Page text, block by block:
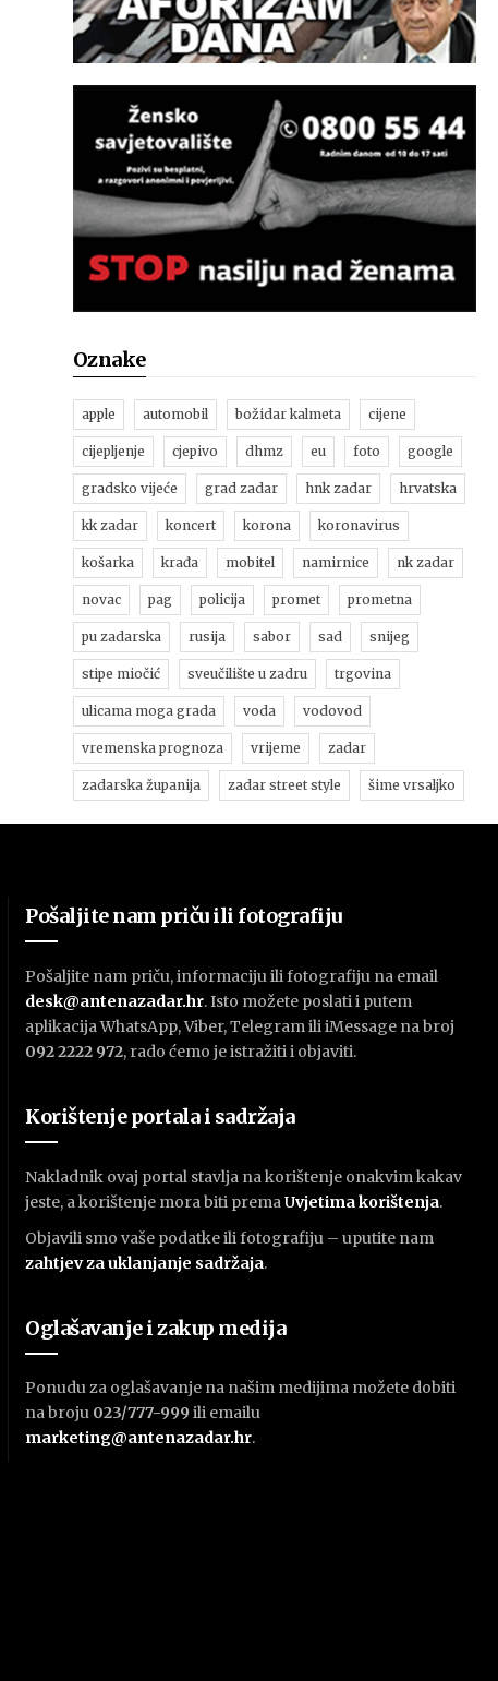
Oznake
apple automobil božidar kalmeta cijene
cijepljenje cjepivo dhmz eu foto google
gradsko vijeće grad zadar hnk zadar hrvatska
kk zadar koncert korona koronavirus
košarka krađa mobitel namirnice nk zadar
novac pag policija promet prometna
pu zadarska rusija sabor sad snijeg
stipe miočić sveučilište u zadru trgovina
ulicama moga grada voda vodovod
vremenska prognoza vrijeme zadar
zadarska županija zadar street style šime vrsaljko
Pošaljite nam priču ili fotografiju
Pošaljite nam priču, informaciju ili fotografiju na email
desk@antenazadar.hr. Isto možete poslati i putem
aplikacija WhatsApp, Viber, Telegram ili iMessage na broj
092 2222 972, rado ćemo je istražiti i objaviti.
Korištenje portala i sadržaja
Nakladnik ovaj portal stavlja na korištenje onakvim kakav
jeste, a korištenje mora biti premaUvjetima korištenja.
Objavili smo vaše podatke ili fotografiju – uputite nam
zahtjev za uklanjanje sadržaja.
Oglašavanje i zakup medija
Ponudu za oglašavanje na našim medijima možete dobiti
na broju 023/777-999 ili emailu
marketing@antenazadar.hr.